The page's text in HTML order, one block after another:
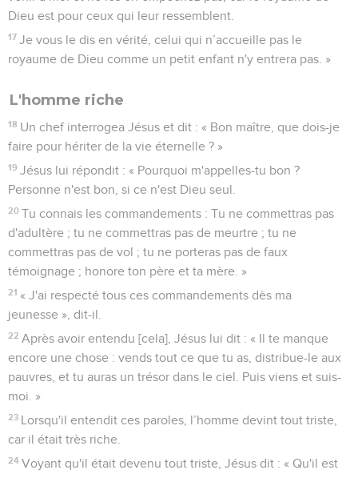
Dieu est pour ceux qui leur ressemblent.
17 Je vous le dis en vérité, celui qui n’accueille pas le
royaume de Dieu comme un petit enfant n'y entrera pas. »
L'homme riche
18 Un chef interrogea Jésus et dit : « Bon maître, que dois-je
faire pour hériter de la vie éternelle ? »
19 Jésus lui répondit : « Pourquoi m'appelles-tu bon ?
Personne n'est bon, si ce n'est Dieu seul.
20 Tu connais les commandements : Tu ne commettras pas
d'adultère ; tu ne commettras pas de meurtre ; tu ne
commettras pas de vol ; tu ne porteras pas de faux
témoignage ; honore ton père et ta mère. »
21 « J'ai respecté tous ces commandements dès ma
jeunesse », dit-il.
22 Après avoir entendu [cela], Jésus lui dit : « Il te manque
encore une chose : vends tout ce que tu as, distribue-le aux
pauvres, et tu auras un trésor dans le ciel. Puis viens et suis-
moi. »
23 Lorsqu'il entendit ces paroles, l’homme devint tout triste,
car il était très riche.
24 Voyant qu'il était devenu tout triste, Jésus dit : « Qu'il est